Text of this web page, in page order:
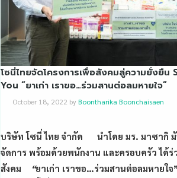
โซนี่ไทยจัดโครงการเพื่อสังคมสู่ความยั่งยืน
You “ยาเก่า เราขอ…ร่วมสานต่อลมหายใจ”
October 18, 2022 by Boontharika Boonchaisaen
บริษัท โซนี่ ไทย จำกัด นำโดย มร. มาซากิ มั
จัดการ พร้อมด้วยพนักงาน และครอบครัว ได้ร่
สังคม
“ยาเก่า เราขอ…ร่วมสานต่อลมหายใจ”